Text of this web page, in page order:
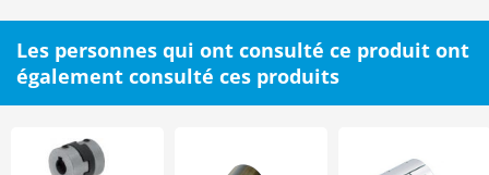
Les personnes qui ont consulté ce produit ont
également consulté ces produits